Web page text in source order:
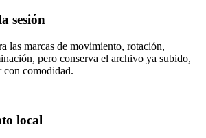
sesión
las marcas de movimiento, rotación,
pero conserva el archivo ya subido,
con comodidad.
local